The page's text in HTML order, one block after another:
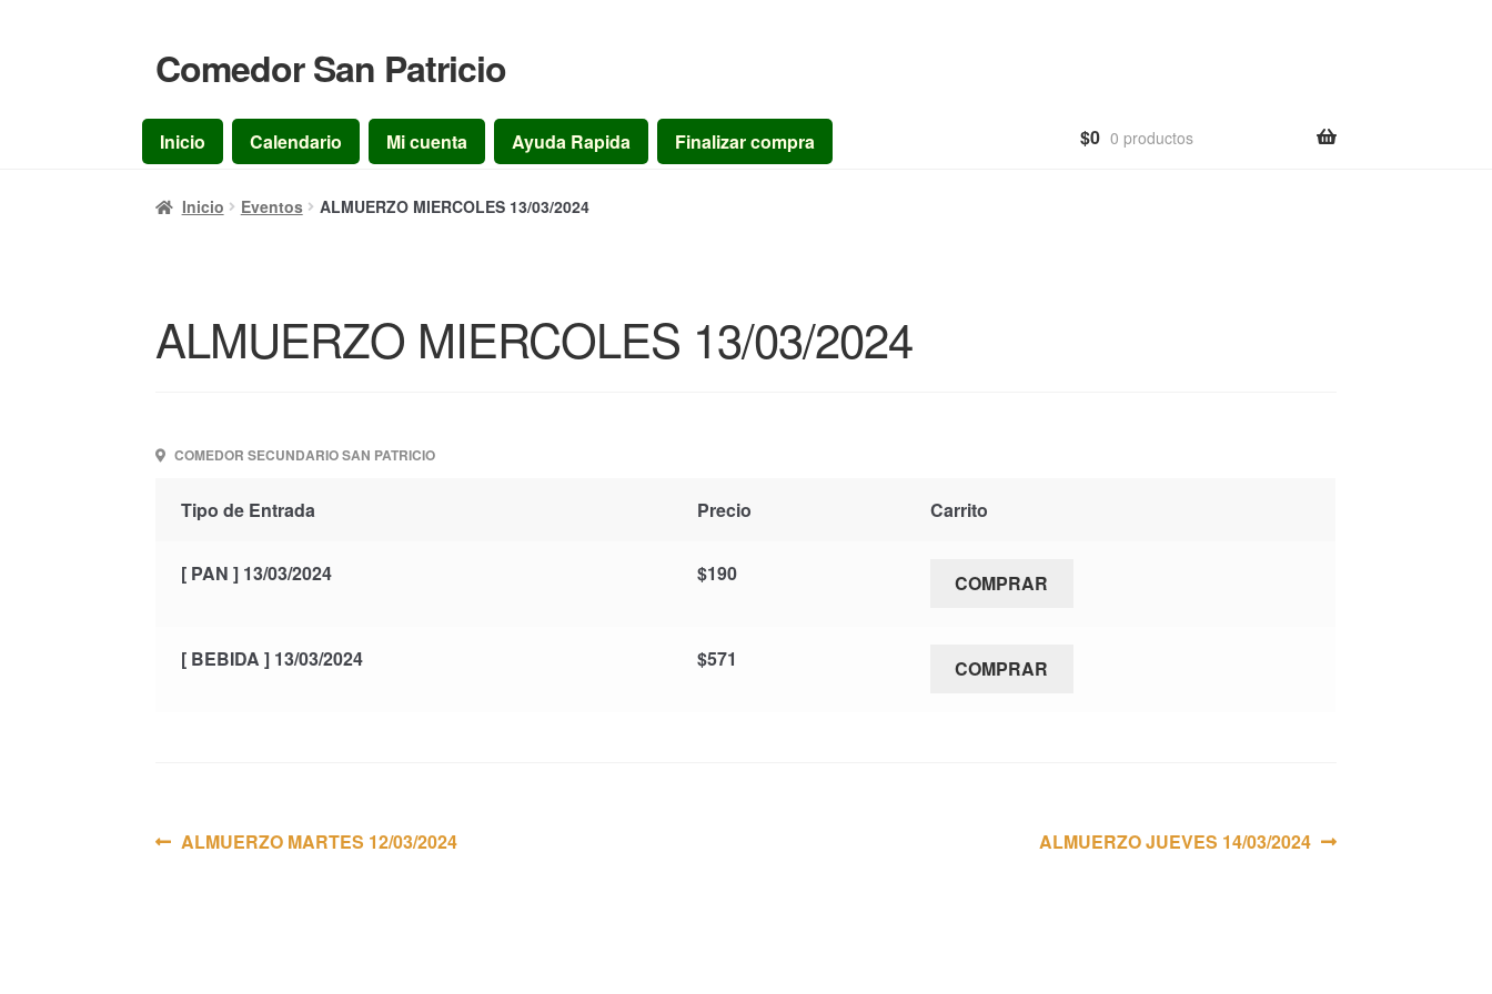
Ir
a
la
navegación
Ir
al
contenido
Comedor San Patricio
Inicio Calendario Mi cuenta Ayuda Rapida Finalizar compra $0 0 productos
Inicio Eventos ALMUERZO MIERCOLES 13/03/2024
ALMUERZO MIERCOLES 13/03/2024
COMEDOR SECUNDARIO SAN PATRICIO
Tipo de Entrada Precio Carrito
[ PAN ] 13/03/2024 $190 COMPRAR
[ BEBIDA ] 13/03/2024 $571 COMPRAR
Navegación
Anterior:
ALMUERZO MARTES 12/03/2024 Siguiente:
ALMUERZO JUEVES 14/03/2024